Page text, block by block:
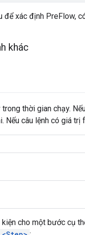
để xác định PreFlow,
khác
thời gian chạy.
Nếu câu lệnh có giá
cho một bước cụ